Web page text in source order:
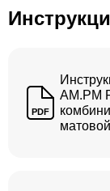
PDF
AM.PM